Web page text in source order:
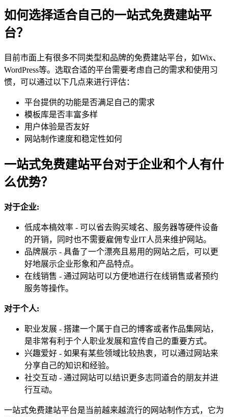
如何选择适合自己的一站式免费建站平
台？
目前市面上有很多不同类型和品牌的免费建站平台，如Wix、
WordPress等。选取合适的平台需要考虑自己的需求和使用习
惯，可以通过以下几点来进行评估：
平台提供的功能是否满足自己的需求
模板库是否丰富多样
用户体验是否友好
网站制作速度和稳定性如何
一站式免费建站平台对于企业和个人有什
么优势？
对于企业:
低成本槁效率 - 可以省去购买域名、服务器等硬件设备
的开销，同时也不需要雇佣专业IT人员来维护网站。
品牌展示 - 具备了一个漂亮且易用的网站之后，可以更
好地展示企业形象和产品特点。
在线销售 - 通过网站可以方便地进行在线销售或者预约
服务等操作。
对于个人:
职业发展 - 搭建一个属于自己的博客或者作品集网站，
是非常有利于个人职业发展和宣传自己的重要方式。
兴趣爱好 - 如果有某些领域比较热衷，可以通过网站来
分享自己的知识和经验。
社交互动 - 通过网站可以结识更多志同道合的朋友并进
行互动。
一站式免费建站平台是当前越来越流行的网站制作方式，它为